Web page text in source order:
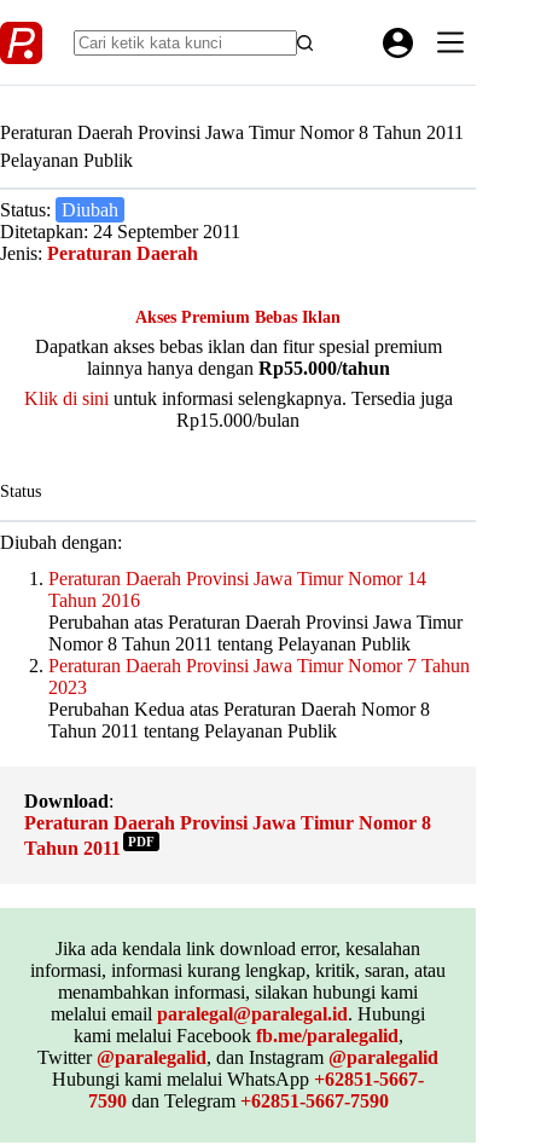
to
content
Peraturan Daerah Provinsi Jawa Timur Nomor 8 Tahun 2011
Pelayanan Publik
Status: Diubah
Ditetapkan: 24 September 2011
Jenis: Peraturan Daerah
Akses Premium Bebas Iklan
Dapatkan akses bebas iklan dan fitur spesial premium
lainnya hanya dengan Rp55.000/tahun
Klik di sini untuk informasi selengkapnya. Tersedia juga
Rp15.000/bulan
Status
Diubah dengan:
Peraturan Daerah Provinsi Jawa Timur Nomor 14
Tahun 2016
Perubahan atas Peraturan Daerah Provinsi Jawa Timur
Nomor 8 Tahun 2011 tentang Pelayanan Publik
Peraturan Daerah Provinsi Jawa Timur Nomor 7 Tahun
2023
Perubahan Kedua atas Peraturan Daerah Nomor 8
Tahun 2011 tentang Pelayanan Publik
Download:
Peraturan Daerah Provinsi Jawa Timur Nomor 8
Tahun 2011
PDF
Jika ada kendala link download error, kesalahan
informasi, informasi kurang lengkap, kritik, saran, atau
menambahkan informasi, silakan hubungi kami
melalui emailparalegal@paralegal.id. Hubungi
kami melalui Facebook fb.me/paralegalid,
Twitter@paralegalid, dan Instagram@paralegalid
Hubungi kami melalui WhatsApp+62851-5667-
7590dan Telegram +62851-5667-7590